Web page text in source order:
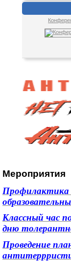
Мероприятия
Профилактика
Классный час
дню
Проведение